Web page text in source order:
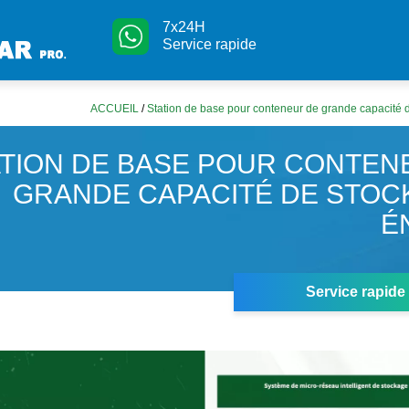
7x24H
Service rapide
ACCUEIL /Station de base pour conteneur de grande capacité
DE BASE POUR
GRANDE CAPACITÉ DE
Service rapide